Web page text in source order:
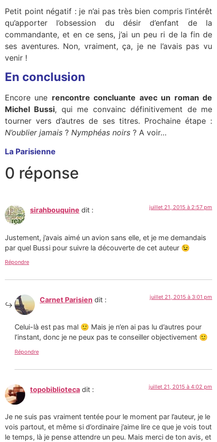
Petit point négatif : je n’ai pas très bien compris l’intérêt
qu’apporter l’obsession du désir d’enfant de la
commandante, et en ce sens, j’ai un peu ri de la fin de
ses aventures. Non, vraiment, ça, je ne l’avais pas vu
venir !
En conclusion
Encore une rencontre concluante avec un roman de
Michel Bussi, qui me convainc définitivement de me
tourner vers d’autres de ses titres. Prochaine étape :
N’oublier jamais ? Nymphéas noirs ? A voir…
La Parisienne
0 réponse
sirahbouquine dit : juillet 21, 2015 à 2:57 pm
Justement, j’avais aimé un avion sans elle, et je me demandais
par quel Bussi pour suivre la découverte de cet auteur 😉
Répondre
Carnet Parisien dit : juillet 21, 2015 à 3:01 pm
Celui-là est pas mal 🙂 Mais je n’en ai pas lu d’autres pour
l’instant, donc je ne peux pas te conseiller objectivement 🙂
Répondre
topobiblioteca dit : juillet 21, 2015 à 4:02 pm
Je ne suis pas vraiment tentée pour le moment par l’auteur, je le
vois partout, et même si d’ordinaire j’aime lire ce que je vois tout
le temps, là je pense attendre un peu. Mais merci de ton avis, et